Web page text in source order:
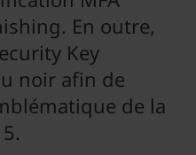
En outre,
Key
noir afin de
de la